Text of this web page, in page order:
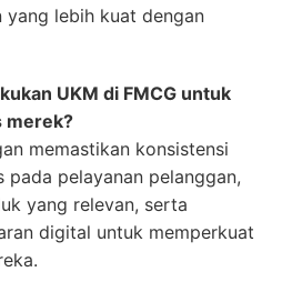
yang lebih kuat dengan
UKM di FMCG untuk
merek?
memastikan konsistensi
pada pelayanan pelanggan,
yang relevan, serta
digital untuk memperkuat